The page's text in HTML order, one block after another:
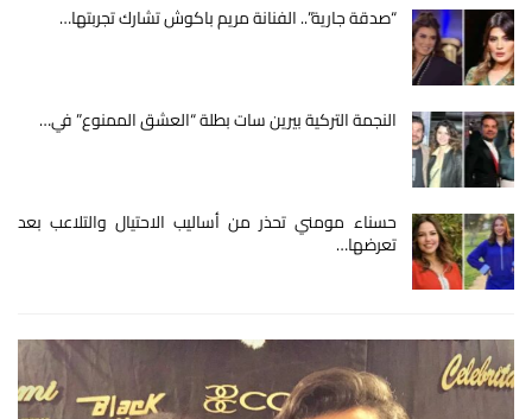
“صدقة جارية”.. الفنانة مريم باكوش تشارك تجربتها…
النجمة التركية بيرين سات بطلة “العشق الممنوع” في…
حسناء مومني تحذر من أساليب الاحتيال والتلاعب بعد
تعرضها…